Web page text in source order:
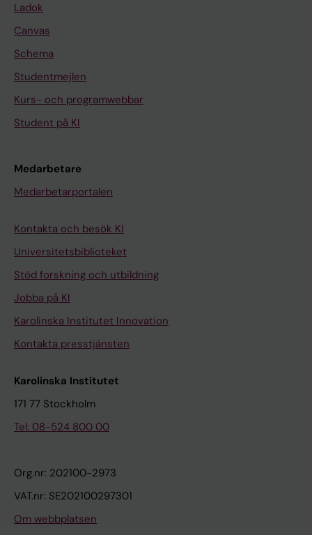
Ladok
Canvas
Schema
Studentmejlen
Kurs- och programwebbar
Student på KI
Medarbetare
Medarbetarportalen
Kontakta och besök KI
Universitetsbiblioteket
Stöd forskning och utbildning
Jobba på KI
Karolinska Institutet Innovation
Kontakta presstjänsten
Karolinska Institutet
171 77 Stockholm
Tel: 08-524 800 00
Org.nr: 202100-2973
VAT.nr: SE202100297301
Om webbplatsen